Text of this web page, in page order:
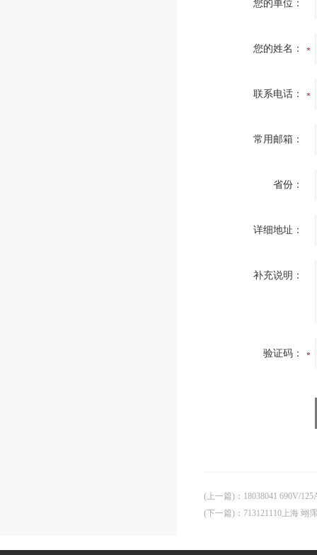
您的单位：
您的姓名：
联系电话：
常用邮箱：
省份：
详细地址：
补充说明：
验证码：
(上一篇) ： 18038041 690V/
(下一篇) ： 713121110上海 翊